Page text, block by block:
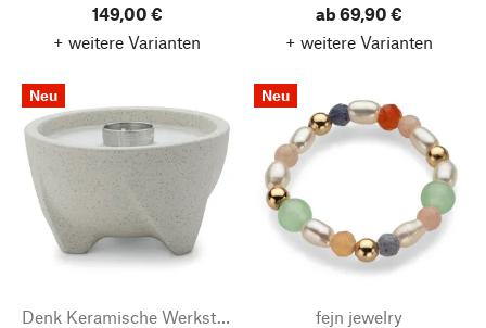
149,00 €
+ weitere Varianten
ab 69,90 €
+ weitere Varianten
Neu
Denk Keramische Werkstätten
Neu
fejn jewelry